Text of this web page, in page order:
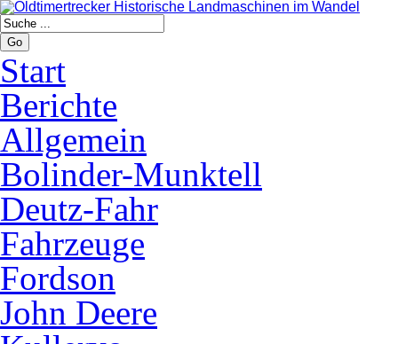
Go
Start
Berichte
Allgemein
Bolinder-Munktell
Deutz-Fahr
Fahrzeuge
Fordson
John Deere